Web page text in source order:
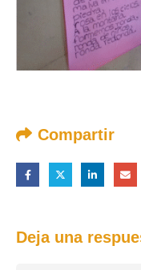
Compartir
Deja una